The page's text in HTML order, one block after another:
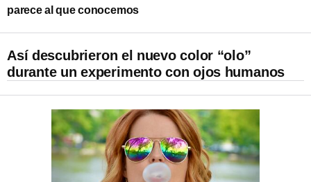
parece al que conocemos
Así descubrieron el nuevo color “olo”
durante un experimento con ojos humanos